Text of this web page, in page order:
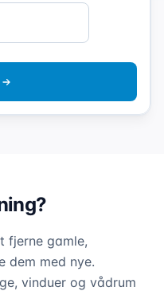
fjerne gamle,
dem med nye.
vinduer og vådrum